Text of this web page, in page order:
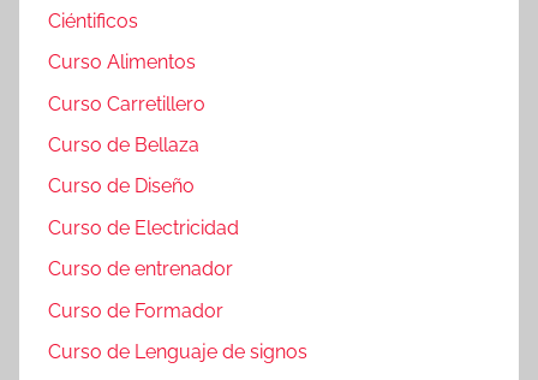
Ciéntificos
Curso Alimentos
Curso Carretillero
Curso de Bellaza
Curso de Diseño
Curso de Electricidad
Curso de entrenador
Curso de Formador
Curso de Lenguaje de signos